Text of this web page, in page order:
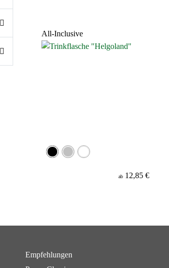
All-Inclusive
ab 12,85 €
Empfehlungen